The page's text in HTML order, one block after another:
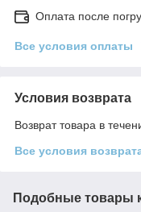
Оплата после
Все условия оплаты
Условия возврата
Возврат товара в
Все условия
Подобные товары